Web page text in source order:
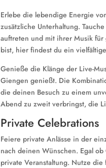
Erlebe die lebendige Energie
zusätzliche Unterhaltung.
auftreten und mit ihrer Musik für
bist, hier findest du ein
Genieße die Klänge der Live-
Giengen genießt. Die
die deinen Besuch zu einem
Abend zu zweit verbringst, die
Private Celebrations
Feiere private Anlässe in der
nach deinen Wünschen. Egal
private Veranstaltung. Nutze